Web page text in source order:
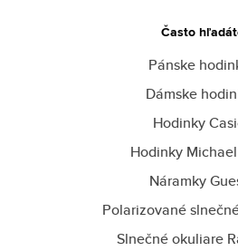
Často
Pánske
Dámske
Hodinky
Hodinky
Náramky
Polarizované
Slnečné okuliare